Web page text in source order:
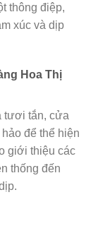
thông điệp,
xúc và dịp
Hoa Thị
tươi tắn, cửa
để thể hiện
giới thiệu các
thống đến